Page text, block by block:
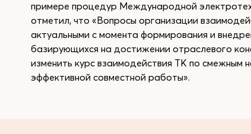
примере процедур Международной
отметил, что «Вопросы организации
актуальными с момента формирования и
базирующихся на достижении отраслевого
изменить курс взаимодействия ТК по смежным
эффективной совместной работы».